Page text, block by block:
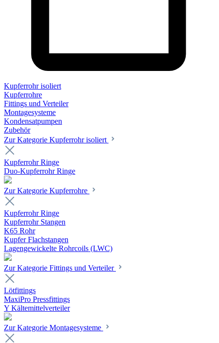
Kupferrohr isoliert
Kupferrohre
Fittings und Verteiler
Montagesysteme
Kondensatpumpen
Zubehör
Zur Kategorie Kupferrohr isoliert
Kupferrohr Ringe
Duo-Kupferrohr Ringe
Zur Kategorie Kupferrohre
Kupferrohr Ringe
Kupferrohr Stangen
K65 Rohr
Kupfer Flachstangen
Lagengewickelte Rohrcoils (LWC)
Zur Kategorie Fittings und Verteiler
Lötfittings
MaxiPro Pressfittings
Y Kältemittelverteiler
Zur Kategorie Montagesysteme